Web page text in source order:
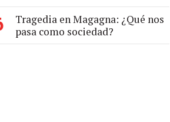
Tragedia en Magagna: ¿Qué nos
pasa como sociedad?